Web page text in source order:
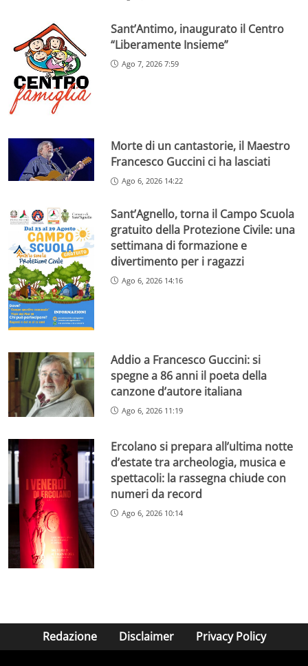
Sant’Antimo, inaugurato il Centro
“Liberamente Insieme”
Ago 7, 2026 7:59
Morte di un cantastorie, il Maestro
Francesco Guccini ci ha lasciati
Ago 6, 2026 14:22
Sant’Agnello, torna il Campo Scuola
gratuito della Protezione Civile: una
settimana di formazione e
divertimento per i ragazzi
Ago 6, 2026 14:16
Addio a Francesco Guccini: si
spegne a 86 anni il poeta della
canzone d’autore italiana
Ago 6, 2026 11:19
Ercolano si prepara all’ultima notte
d’estate tra archeologia, musica e
spettacoli: la rassegna chiude con
numeri da record
Ago 6, 2026 10:14
Redazione Disclaimer Privacy Policy